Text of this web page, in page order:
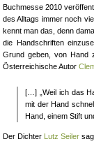
Buchmesse 2010
des Alltags immer noch
kennt man das, denn
die Handschriften
Grund geben, von Hand
Österreichische Autor
[…] „Weil ich das
mit der Hand
Hand, einem Stift
Der Dichter Lutz Seiler